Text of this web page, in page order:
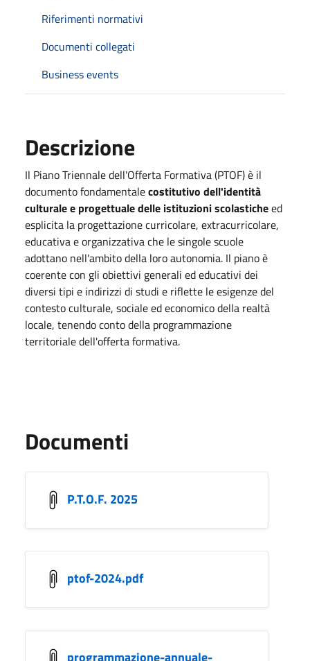
Riferimenti normativi
Documenti collegati
Business events
Descrizione
Il Piano Triennale dell'Offerta Formativa (PTOF) è il
documento fondamentalecostitutivo dell'identità
culturale e progettuale delle istituzioni scolasticheed
esplicita la progettazione curricolare, extracurricolare,
educativa e organizzativa che le singole scuole
adottano nell'ambito della loro autonomia. Il piano è
coerente con gli obiettivi generali ed educativi dei
diversi tipi e indirizzi di studi e riflette le esigenze del
contesto culturale, sociale ed economico della realtà
locale, tenendo conto della programmazione
territoriale dell'offerta formativa.
Documenti
P.T.O.F. 2025
ptof-2024.pdf
programmazione-annuale-